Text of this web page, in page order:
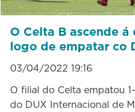
O Celta B ascende
logo de empatar co
03/04/2022 19:16
O filial do Celta empatou
do DUX Internacional de